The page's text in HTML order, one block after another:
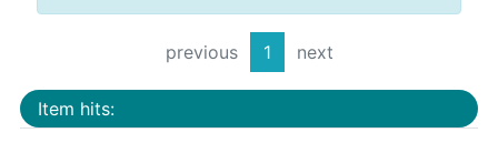
previous 1 next
Item hits: